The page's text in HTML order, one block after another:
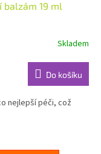
balzám 19 ml
Skladem
Do košíku
nejlepší péči, což